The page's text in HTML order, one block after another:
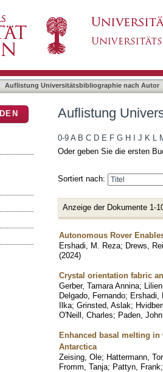
Auflistung Universitätsbibliographie nach Autor
Auflistung
0-9 A B C D E F G H J K L
Oder geben Sie die ersten
Sortiert nach:
Anzeige der Dokumente 1-
Autonomous Rover
Ershadi, M. Reza; Drews,
(2024)
Crystal orientation fabric
Gerber, Tamara Annina;
Delgado, Fernando; Ershadi,
Ilka; Grinsted, Aslak;
O'Neill, Charles; Paden, John
Enhanced basal melting in
Antarctica
Zeising, Ole; Hattermann,
Fromm, Tanja; Pattyn, Frank